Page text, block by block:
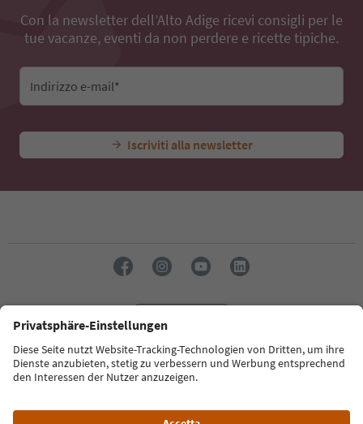
Con la newsletter dell’Alto Adige ricevi consigli per le
tue vacanze, eventi da non perdere e ricette tipiche.
Indirizzo e-mail*
Iscriviti alla newsletter
Südtirol Guide App